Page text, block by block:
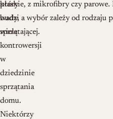
który
budzi
wiele
kontrowersji
w
dziedzinie
sprzątania
domu.
Niektórzy
płaskie, z mikrofibry czy
wady, a wybór zależy od rodzaju
sprzątającej.